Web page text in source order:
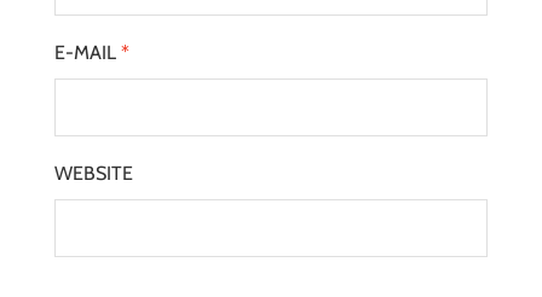
E-MAIL *
WEBSITE